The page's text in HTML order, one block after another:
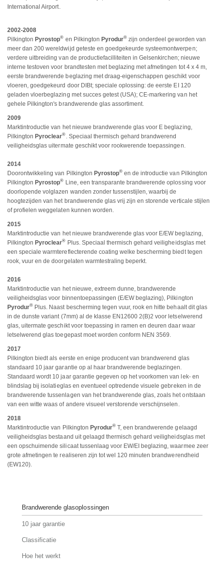
International Airport.
2002-2008
Pilkington Pyrostop® en Pilkington Pyrodur® zijn onderdeel geworden van
meer dan 200 wereldwijd geteste en goedgekeurde systeemontwerpen;
verdere uitbreiding van de productiefacilliteiten in Gelsenkirchen; nieuwe
interne testoven voor brandtesten met beglazing met afmetingen tot 4 x 4 m,
eerste brandwerende beglazing met draag-eigenschappen geschikt voor
vloeren, goedgekeurd door DIBt; speciale oplossing: de eerste EI 120
geladen vloerbeglazing met succes getest (USA); CE-markering van het
gehele Pilkington's brandwerende glas assortiment.
2009
Marktintroductie van het nieuwe brandwerende glas voor E beglazing,
Pilkington Pyroclear® . Speciaal thermisch gehard brandwerend
veiligheidsglas uitermate geschikt voor rookwerende toepassingen.
2014
Doorontwikkeling van Pilkington Pyrostop® en de introductie van Pilkington
Pilkington Pyrostop® Line, een transparante brandwerende oplossing voor
doorlopende volglazen wanden zonder tussenstijlen, waarbij de
hoogtezijden van het brandwerende glas vrij zijn en storende verticale stijlen
of profielen weggelaten kunnen worden.
2015
Marktintroductie van het nieuwe brandwerende glas voor E/EW beglazing,
Pilkington Pyroclear® Plus. Speciaal thermisch gehard veiligheidsglas met
een speciale warmtereflecterende coating welke bescherming biedt tegen
rook, vuur en de doorgelaten warmtestraling beperkt.
2016
Marktintroductie van het nieuwe, extreem dunne, brandwerende
veiligheidsglas voor binnentoepassingen (E/EW beglazing), Pilkington
Pyrodur® Plus. Naast bescherming tegen vuur, rook en hitte behaalt dit glas
in de dunste variant (7mm) al de klasse EN12600 2(B)2 voor letselwerend
glas, uitermate geschikt voor toepassing in ramen en deuren daar waar
letselwerend glas toegepast moet worden conform NEN 3569.
2017
Pilkington biedt als eerste en enige producent van brandwerend glas
standaard 10 jaar garantie op al haar brandwerende beglazingen.
Standaard wordt 10 jaar garantie gegeven op het voorkomen van lek- en
blindslag bij isolatieglas en eventueel optredende visuele gebreken in de
brandwerende tussenlagen van het brandwerende glas, zoals het ontstaan
van een witte waas of andere visueel verstorende verschijnselen.
2018
Marktintroductie van Pilkington Pyrodur®T, een brandwerende gelaagd
veiligheidsglas bestaand uit gelaagd thermisch gehard veiligheidsglas met
een opschuimende silicaat tussenlaag voor EW/EI beglazing, waarmee zeer
grote afmetingen te realiseren zijn tot wel 120 minuten brandwerendheid
(EW120).
Brandwerende glasoplossingen
10 jaar garantie
Classificatie
Hoe het werkt